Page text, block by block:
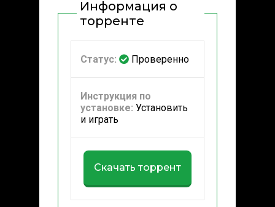
Информация о
торренте
Статус: Проверенно
Инструкция по
установке: Установить
и играть
Скачать торрент